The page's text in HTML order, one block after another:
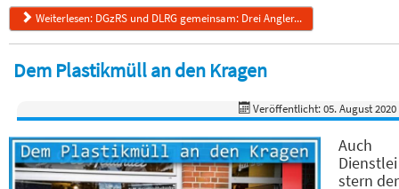
Weiterlesen: DGzRS und DLRG gemeinsam: Drei Angler...
Dem Plastikmüll an den Kragen
Veröffentlicht: 05. August 2020
Auch
Dienstlei
stern der